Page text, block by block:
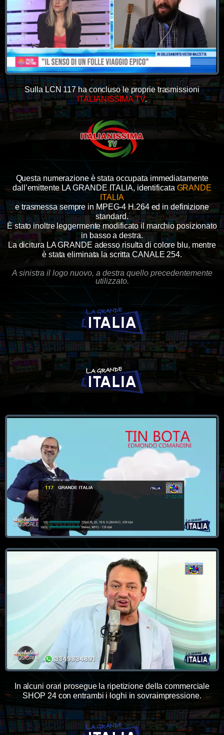
Sulla LCN 117 ha concluso le proprie trasmissioni
ITALIANISSIMA TV.
Questa numerazione è stata occupata immediatamente
dall’emittente LA GRANDE ITALIA, identificataGRANDE
ITALIA
e trasmessa sempre in MPEG-4 H.264 ed in definizione
standard.
È stato inoltre leggermente modificato il marchio posizionato
in basso a destra.
La dicitura LA GRANDE adesso risulta di colore blu, mentre
è stata eliminata la scritta CANALE 254.
A sinistra il logo nuovo, a destra quello precedentemente
utilizzato.
In alcuni orari prosegue la ripetizione della commerciale
SHOP 24 con entrambi i loghi in sovraimpressione.